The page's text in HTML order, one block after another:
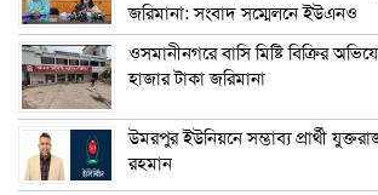
জরিমানা: সংবাদ সম্মেলনে ইউএনও
ওসমানীনগরে বাসি মিষ্টি বিক্রির
হাজার টাকা জরিমানা
উমরপুর ইউনিয়নে সম্ভাব্য প্রার্থী
রহমান